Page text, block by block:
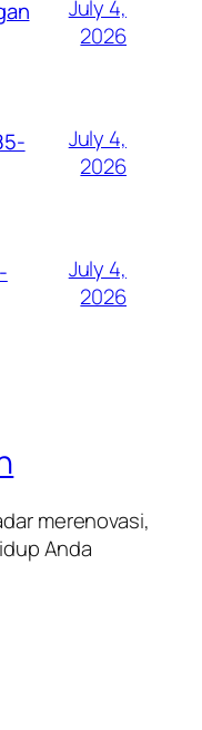
July 4,
2026
July 4,
2026
July 4,
2026
merenovasi,
Anda